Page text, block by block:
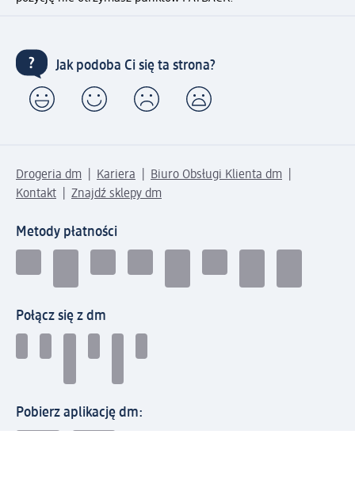
Jak podoba Ci się ta strona?
Drogeria dm Kariera
Biuro Obsługi Klienta dm
Kontakt
Znajdź sklepy dm
Metody płatności
Połącz się z dm
Pobierz aplikację dm: